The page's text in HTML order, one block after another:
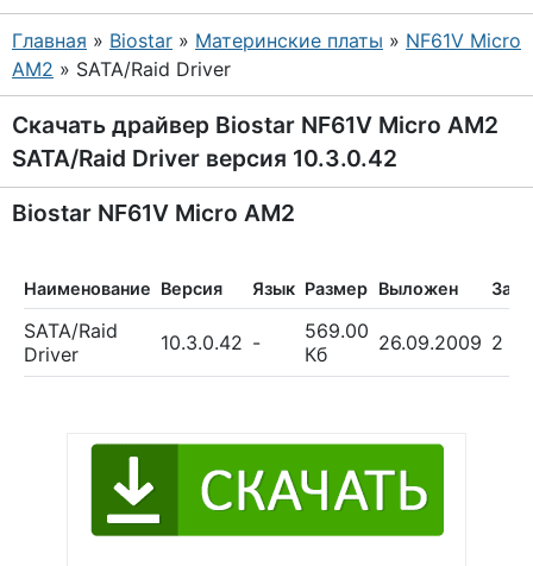
Главная » Biostar » Материнские платы » NF61V Micro
AM2 » SATA/Raid Driver
Скачать драйвер Biostar NF61V Micro AM2
SATA/Raid Driver версия 10.3.0.42
Biostar NF61V Micro AM2
Наименование Версия Язык Размер Выложен
SATA/Raid
Driver
10.3.0.42 -
569.00
Кб
26.09.2009 2